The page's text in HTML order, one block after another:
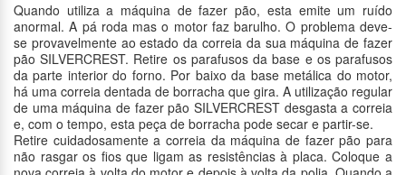
Quando utiliza a máquina de fazer pão, esta emite um ruído
anormal. A pá roda mas o motor faz barulho. O problema deve-
se provavelmente ao estado da correia da sua máquina de fazer
pão SILVERCREST. Retire os parafusos da base e os parafusos
da parte interior do forno. Por baixo da base metálica do motor,
há uma correia dentada de borracha que gira. A utilização regular
de uma máquina de fazer pão SILVERCREST desgasta a correia
e, com o tempo, esta peça de borracha pode secar e partir-se.
Retire cuidadosamente a correia da máquina de fazer pão para
não rasgar os fios que ligam as resistências à placa. Coloque a